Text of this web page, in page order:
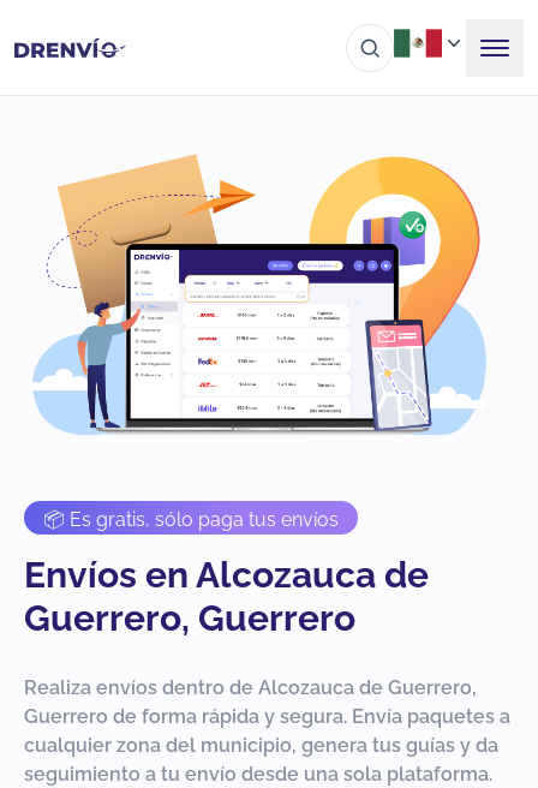
📦 Es gratis, sólo paga tus envíos
Envíos en Alcozauca de
Guerrero, Guerrero
Realiza envíos dentro de Alcozauca de Guerrero,
Guerrero de forma rápida y segura. Envía paquetes a
cualquier zona del municipio, genera tus guías y da
seguimiento a tu envío desde una sola plataforma.